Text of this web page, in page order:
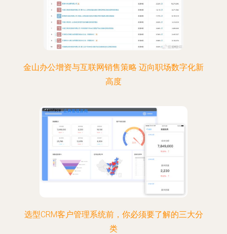
金山办公增资与互联网销售策略 迈向职场数字化新
高度
选型CRM客户管理系统前，你必须要了解的三大分
类